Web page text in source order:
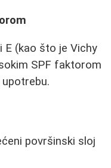
E (kao što je Vichy
SPF faktorom
površinski sloj